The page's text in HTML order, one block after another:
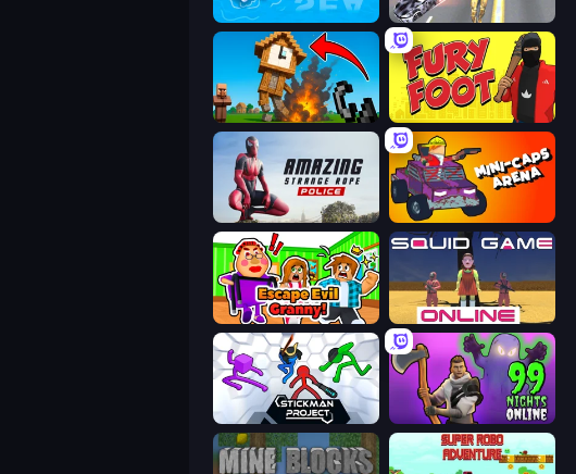
War Sea
Noob Fuse Fury Foot
Amazing Strange Rope Police Mini-Caps: Arena
Escape Evil Granny! Squid Game Online
Stickman Project 99 Nächte im Wald